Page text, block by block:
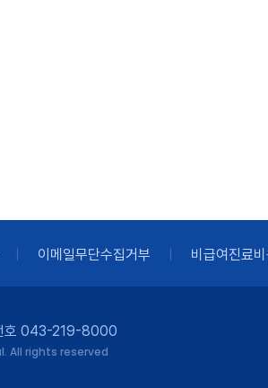
이메일무단수집거부 비급여진료
호 043-219-8000
All rights reserved